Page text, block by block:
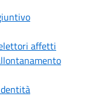
affetti